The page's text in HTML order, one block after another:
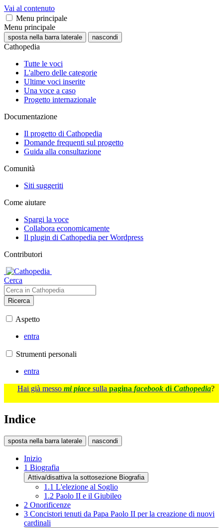
Vai al contenuto
Menu principale
Menu principale
sposta nella barra laterale nascondi
Cathopedia
Tutte le voci
L'albero delle categorie
Ultime voci inserite
Una voce a caso
Progetto internazionale
Documentazione
Il progetto di Cathopedia
Domande frequenti sul progetto
Guida alla consultazione
Comunità
Siti suggeriti
Come aiutare
Spargi la voce
Collabora economicamente
Il plugin di Cathopedia per Wordpress
Contributori
Cerca
Ricerca
Aspetto
entra
Strumenti personali
entra
Hai già messo mi piace sulla pagina facebook di Cathopedia?
Indice
sposta nella barra laterale nascondi
Inizio
1 Biografia
Attiva/disattiva la sottosezione Biografia
1.1 L'elezione al Soglio
1.2 Paolo II e il Giubileo
2 Onorificenze
3 Concistori tenuti da Papa Paolo II per la creazione di nuovi
cardinali